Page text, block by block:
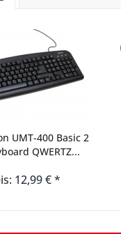
UMT-400 Basic 2
QWERTZ...
12,99 € *